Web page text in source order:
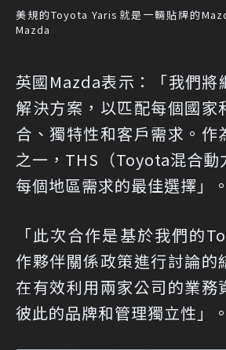
美規的Toyota Yaris就是一輛貼牌的
Mazda
英國Mazda表示：「我們將
解決方案，以匹配每個國家
合、獨特性和客戶需求。作
之一，THS（Toyota混合動
每個地區需求的最佳選擇」。
「此次合作是基於我們的
作夥伴關係政策進行討論的
在有效利用兩家公司的業務
彼此的品牌和管理獨立性」。